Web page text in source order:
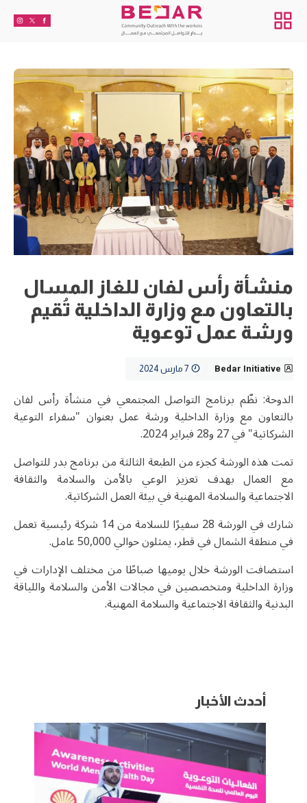
منشأة رأس لفان للغاز المسال
بالتعاون مع وزارة الداخلية تُقيم
ورشة عمل توعوية
Bedar Initiative 7 مارس 2024
الدوحة: نظّم برنامج التواصل المجتمعي في منشأة رأس لفان
بالتعاون مع وزارة الداخلية ورشة عمل بعنوان "سفراء التوعية
الشركاتية" في 27 و28 فبراير 2024.
تمت هذه الورشة كجزء من الطبعة الثالثة من برنامج بدر للتواصل
مع العمال بهدف تعزيز الوعي بالأمن والسلامة والثقافة
الاجتماعية والسلامة المهنية في بيئة العمل الشركاتية.
شارك في الورشة 28 سفيرًا للسلامة من 14 شركة رئيسية تعمل
في منطقة الشمال في قطر، يمثلون حوالي 50,000 عامل.
استضافت الورشة خلال يوميها ضباطًا من مختلف الإدارات في
وزارة الداخلية ومتخصصين في مجالات الأمن والسلامة واللياقة
البدنية والثقافة الاجتماعية والسلامة المهنية.
أحدث الأخبار